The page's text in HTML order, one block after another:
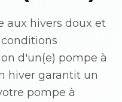
aux hivers doux et
d'un(e) pompe à
hiver garantit un
pompe à